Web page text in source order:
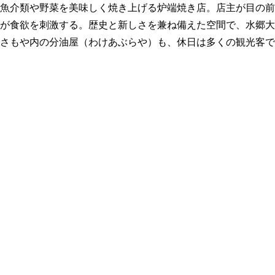
介類や野菜を美味しく焼き上げる炉端焼き店。店主が目の
食欲を刺激する。歴史と新しさを兼ね備えた空間で、水郷
もや内の分油屋（わけあぶらや）も、休日は多くの観光客